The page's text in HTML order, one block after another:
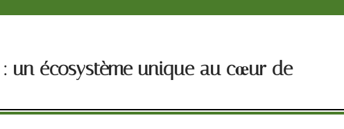
un écosystème unique au cœur de